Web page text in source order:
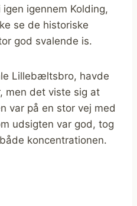
igennem Kolding,
se de historiske
god svalende is.
Lillebæltsbro, havde
men det viste sig at
var på en stor vej med
udsigten var god, tog
koncentrationen.